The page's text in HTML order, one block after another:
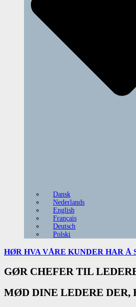
Dansk
Nederlands
English
Français
Deutsch
Polski
HØR HVA VÅRE KUNDER HAR Å
GØR CHEFER TIL
MØD DINE LEDERE DER,